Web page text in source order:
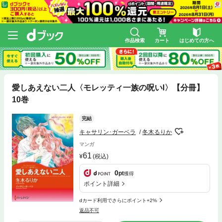
作品検索 カート はじめての方へ
愛しあえない二人〈モレッティ一族の呪いⅠ〉【分冊】
10巻
完結
キャサリン･ガーベラ 冬木るりか
マンガ
61 (税込)
0pt獲得
ポイント詳細
dカード利用でさらにポイント+2%
返品不可